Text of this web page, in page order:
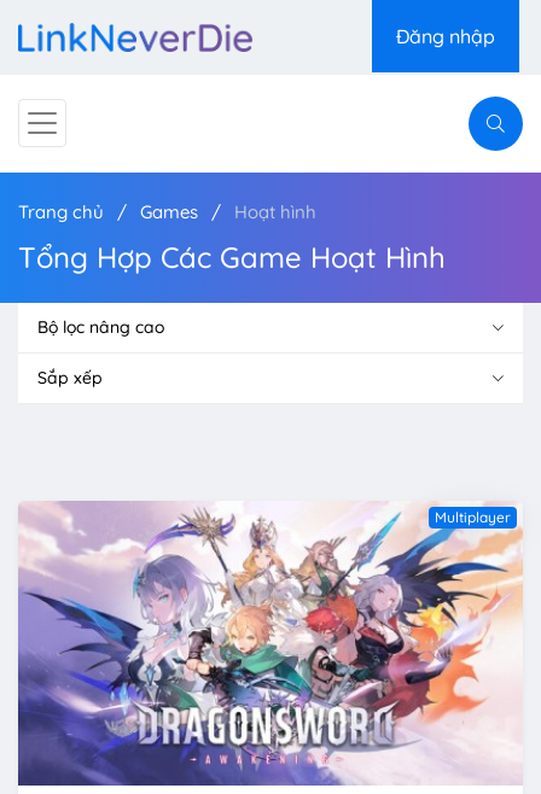
Đăng nhập
Trang chủ Games Hoạt hình
Tổng Hợp Các Game Hoạt Hình
Bộ lọc nâng cao
Sắp xếp
Multiplayer